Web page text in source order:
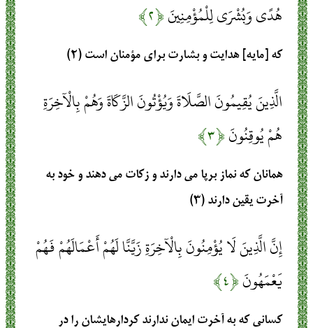
هُدًى وَبُشْرَى لِلْمُؤْمِنِينَ﴿۲﴾
كه [مايه] هدايت و بشارت براى مؤمنان است (۲)
الَّذِينَ يُقِيمُونَ الصَّلَاةَ وَيُؤْتُونَ الزَّكَاةَ وَهُمْ بِالْآخِرَةِ
هُمْ يُوقِنُونَ﴿۳﴾
همانان كه نماز برپا مى دارند و زكات مى‏ دهند و خود به
آخرت يقين دارند (۳)
إِنَّ الَّذِينَ لَا يُؤْمِنُونَ بِالْآخِرَةِ زَيَّنَّا لَهُمْ أَعْمَالَهُمْ فَهُمْ
يَعْمَهُونَ﴿۴﴾
كسانى كه به آخرت ايمان ندارند كردارهايشان را در